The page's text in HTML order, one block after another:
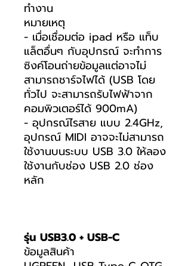
ทำงาน
หมายเหตุ
- เมื่อเชื่อมต่อ ipad หรือ แท็บ
แล็ตอื่นๆ กับอุปกรณ์ จะทำการ
ซิงค์โอนถ่ายข้อมูลแต่อาจไม่
สามารถชาร์จไฟได้ (USB โดย
ทั่วไป จะสามารถรับไฟฟ้าจาก
คอมพิวเตอร์ได้ 900mA)
- อุปกรณ์ไรสาย แบบ 2.4GHz,
อุปกรณ์ MIDI อาจจะไม่สามารถ
ใช้งานบนระบบ USB 3.0 ให้ลอง
ใช้งานกับช่อง USB 2.0 ช่อง
หลัก
รุ่น USB3.0 + USB-C
ข้อมูลสินค้า